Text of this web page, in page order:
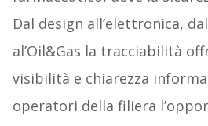
Dal design all’elettronica,
al’Oil&Gas la tracciabilità
visibilità e chiarezza
operatori della filiera